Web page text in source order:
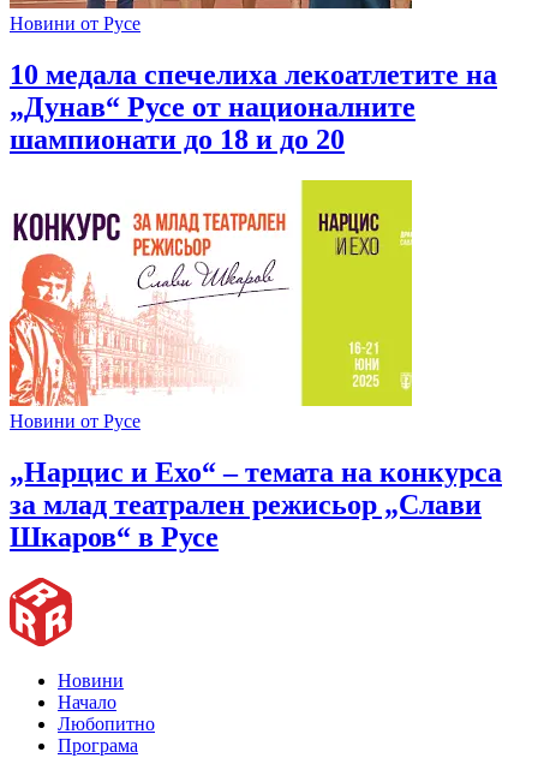
Новини от Русе
10 медала спечелиха лекоатлетите на
„Дунав“ Русе от националните
шампионати до 18 и до 20
Новини от Русе
„Нарцис и Ехо“ – темата на конкурса
за млад театрален режисьор „Слави
Шкаров“ в Русе
Новини
Начало
Любопитно
Програма